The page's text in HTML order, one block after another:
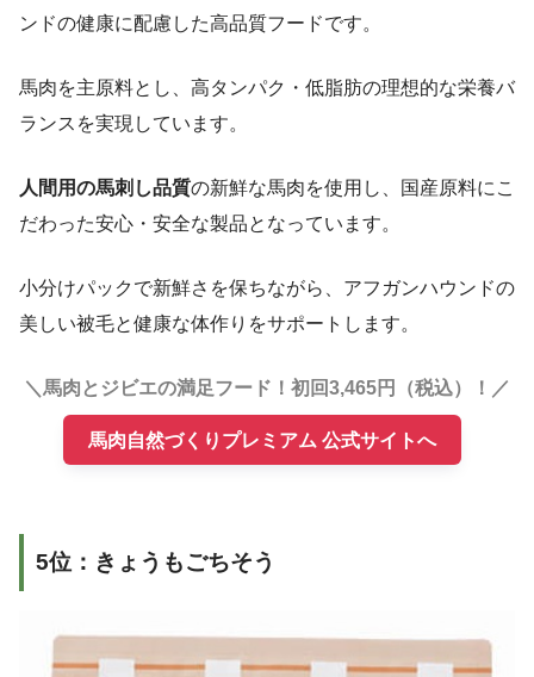
ンドの健康に配慮した高品質フードです。
馬肉を主原料とし、高タンパク・低脂肪の理想的な栄養バ
ランスを実現しています。
人間用の馬刺し品質の新鮮な馬肉を使用し、国産原料にこ
だわった安心・安全な製品となっています。
小分けパックで新鮮さを保ちながら、アフガンハウンドの
美しい被毛と健康な体作りをサポートします。
＼馬肉とジビエの満足フード！初回3,465円（税込）！／
馬肉自然づくりプレミアム 公式サイトへ
5位：きょうもごちそう